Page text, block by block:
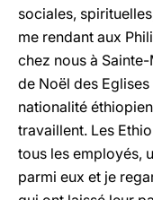
sociales,
me rendant aux
chez nous à
de Noël des
nationalité
travaillent. Les
tous les employés,
parmi eux et je